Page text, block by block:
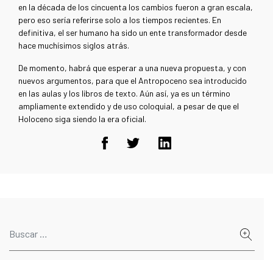
en la década de los cincuenta los cambios fueron a gran escala,
pero eso sería referirse solo a los tiempos recientes. En
definitiva, el ser humano ha sido un ente transformador desde
hace muchísimos siglos atrás.
De momento, habrá que esperar a una nueva propuesta, y con
nuevos argumentos, para que el Antropoceno sea introducido
en las aulas y los libros de texto. Aún así, ya es un término
ampliamente extendido y de uso coloquial, a pesar de que el
Holoceno siga siendo la era oficial.